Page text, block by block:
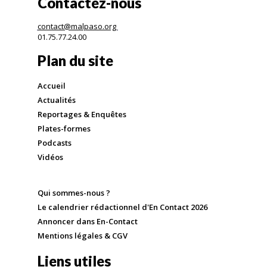
contact@malpaso.org
01.75.77.24.00
Plan du site
Accueil
Actualités
Reportages & Enquêtes
Plates-formes
Podcasts
Vidéos
Qui sommes-nous ?
Le calendrier rédactionnel d'En Contact 2026
Annoncer dans En-Contact
Mentions légales & CGV
Liens utiles